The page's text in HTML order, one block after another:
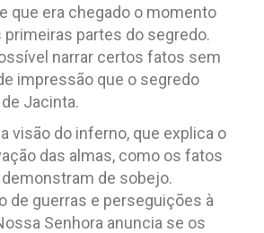
que era chegado o momento
primeiras partes do segredo.
narrar certos fatos sem
impressão que o segredo
Jacinta.
visão do inferno, que explica o
das almas, como os fatos
de sobejo.
de guerras e perseguições à
Senhora anuncia se os